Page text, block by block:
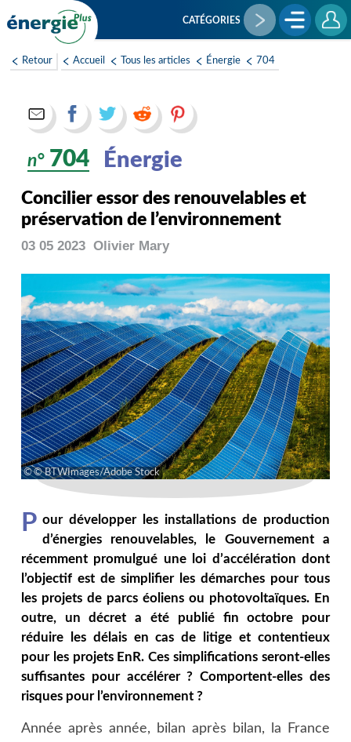
au
CATÉGORIES
Retour Accueil Tous les articles Énergie 704
n° 704 Énergie
Concilier essor des renouvelables et
préservation de l’environnement
03 05 2023 Olivier Mary
© BTWImages/Adobe Stock
P our développer les installations de production
d’énergies renouvelables, le Gouvernement a
récemment promulgué une loi d’accélération dont
l’objectif est de simplifier les démarches pour tous
les projets de parcs éoliens ou photovoltaïques. En
outre, un décret a été publié fin octobre pour
réduire les délais en cas de litige et contentieux
pour les projets EnR. Ces simplifications seront-elles
suffisantes pour accélérer ? Comportent-elles des
risques pour l’environnement ?
Année après année, bilan après bilan, la France